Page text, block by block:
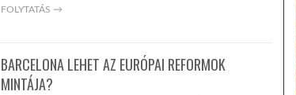
FOLYTATÁS →
BARCELONA LEHET AZ EURÓPAI REFORMOK
MINTÁJA?